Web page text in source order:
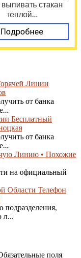
стакан
теплой...
Подробнее
Линии
от банка
Бесплатный
от банка
Линию • Похожие
на официальный
Области Телефон
подразделения,
л...
поля